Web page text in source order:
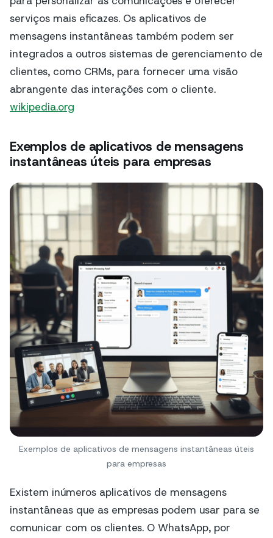
serviços mais eficazes. Os aplicativos de
mensagens instantâneas também podem ser
integrados a outros sistemas de gerenciamento de
clientes, como CRMs, para fornecer uma visão
abrangente das interações com o cliente.
wikipedia.org
Exemplos de aplicativos de mensagens
instantâneas úteis para empresas
Exemplos de aplicativos de mensagens instantâneas úteis
para empresas
Existem inúmeros aplicativos de mensagens
instantâneas que as empresas podem usar para se
comunicar com os clientes. O WhatsApp, por